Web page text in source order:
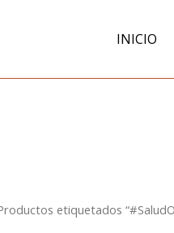
INICIO
etiquetados